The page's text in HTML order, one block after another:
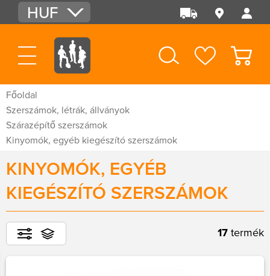
HUF
EUR
USD
Főoldal
Szerszámok, létrák, állványok
Szárazépítő szerszámok
Kinyomók, egyéb kiegészító szerszámok
KINYOMÓK, EGYÉB
KIEGÉSZÍTÓ SZERSZÁMOK
17 termék